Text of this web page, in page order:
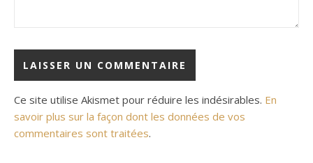
Ce site utilise Akismet pour réduire les indésirables. En
savoir plus sur la façon dont les données de vos
commentaires sont traitées.